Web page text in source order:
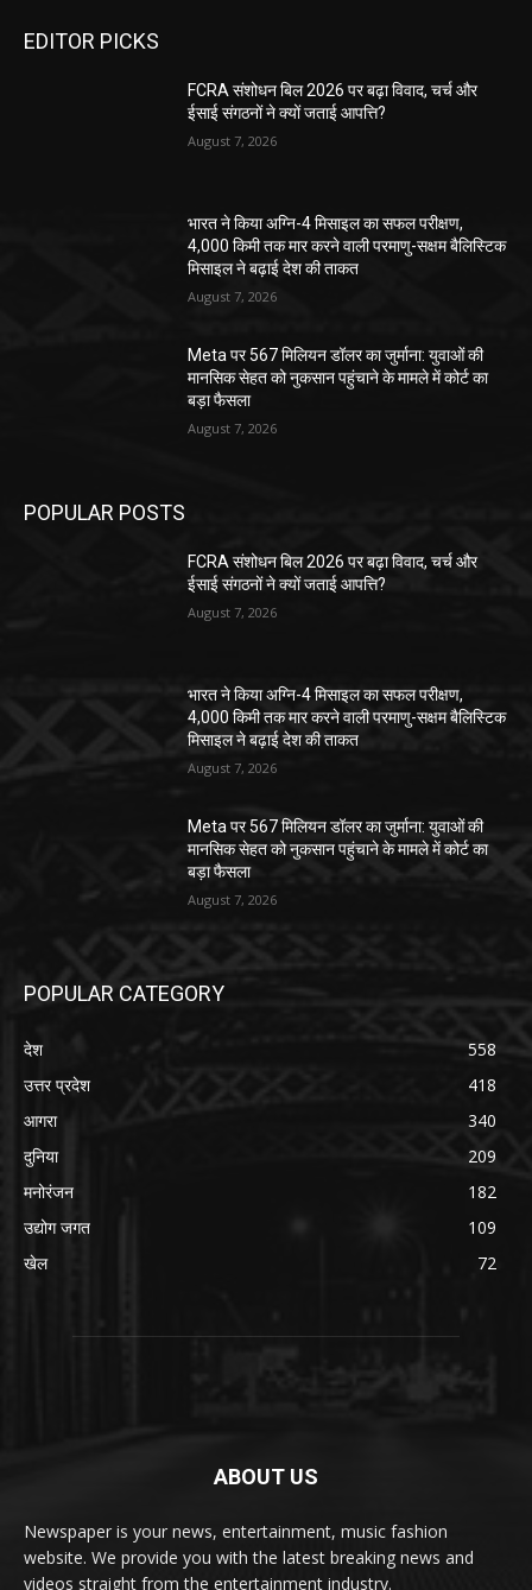
EDITOR PICKS
FCRA संशोधन बिल 2026 पर बढ़ा विवाद, चर्च और
ईसाई संगठनों ने क्यों जताई आपत्ति?
August 7, 2026
भारत ने किया अग्नि-4 मिसाइल का सफल परीक्षण,
4,000 किमी तक मार करने वाली परमाणु-सक्षम बैलिस्टिक
मिसाइल ने बढ़ाई देश की ताकत
August 7, 2026
Meta पर 567 मिलियन डॉलर का जुर्माना: युवाओं की
मानसिक सेहत को नुकसान पहुंचाने के मामले में कोर्ट का
बड़ा फैसला
August 7, 2026
POPULAR POSTS
FCRA संशोधन बिल 2026 पर बढ़ा विवाद, चर्च और
ईसाई संगठनों ने क्यों जताई आपत्ति?
August 7, 2026
भारत ने किया अग्नि-4 मिसाइल का सफल परीक्षण,
4,000 किमी तक मार करने वाली परमाणु-सक्षम बैलिस्टिक
मिसाइल ने बढ़ाई देश की ताकत
August 7, 2026
Meta पर 567 मिलियन डॉलर का जुर्माना: युवाओं की
मानसिक सेहत को नुकसान पहुंचाने के मामले में कोर्ट का
बड़ा फैसला
August 7, 2026
POPULAR CATEGORY
देश
558
उत्तर प्रदेश
418
आगरा
340
दुनिया
209
मनोरंजन
182
उद्योग जगत
109
खेल
72
ABOUT US
Newspaper is your news, entertainment, music fashion
website. We provide you with the latest breaking news and
videos straight from the entertainment industry.